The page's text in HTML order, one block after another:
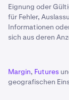
Das Ethereum-
von Ether bei
Hardfork im
Mechanismus
Eignung oder
für Fehler,
Informationen
sich aus deren
Margin, Futures
geografischen